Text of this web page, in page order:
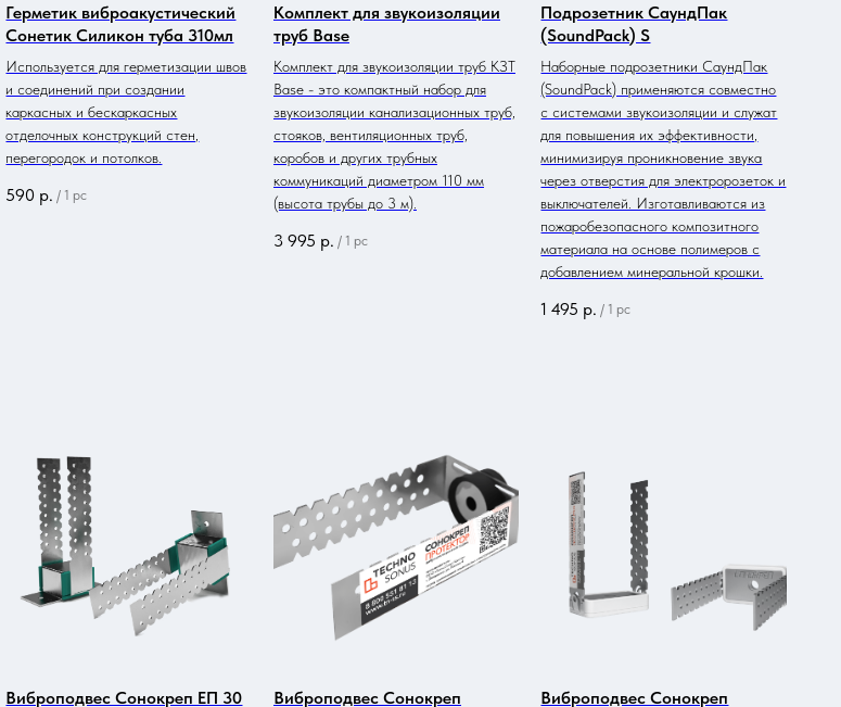
Герметик виброакустический
Сонетик Силикон туба 310мл
Используется для герметизации швов
и соединений при создании
каркасных и бескаркасных
отделочных конструкций стен,
перегородок и потолков.
590 р. / 1 pc
Комплект для звукоизоляции
труб Base
Комплект для звукоизоляции труб КЗТ
Base - это компактный набор для
звукоизоляции канализационных труб,
стояков, вентиляционных труб,
коробов и других трубных
коммуникаций диаметром 110 мм
(высота трубы до 3 м).
3 995 р. / 1 pc
Подрозетник СаундПак
(SoundPack) S
Наборные подрозетники СаундПак
(SoundPack) применяются совместно
с системами звукоизоляции и служат
для повышения их эффективности,
минимизируя проникновение звука
через отверстия для электророзеток и
выключателей. Изготавливаются из
пожаробезопасного композитного
материала на основе полимеров с
добавлением минеральной крошки.
1 495 р. / 1 pc
Виброподвес Сонокреп ЕП 30
Виброподвес Сонокреп
Виброподвес Сонокреп